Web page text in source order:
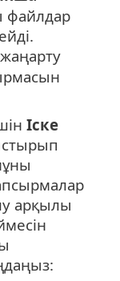
файлдар
Іске
арқылы